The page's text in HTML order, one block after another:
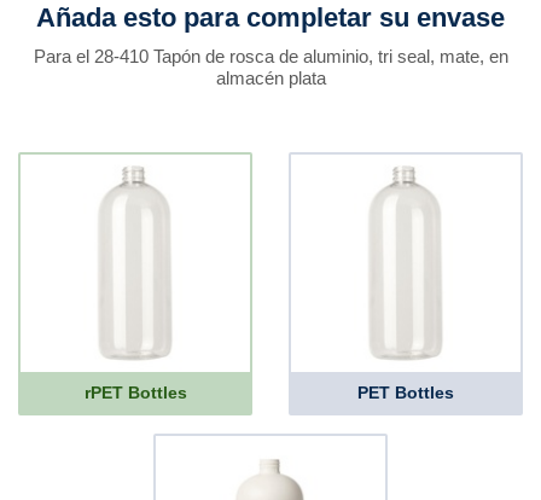
Añada esto para completar su envase
Para el 28-410 Tapón de rosca de aluminio, tri seal, mate, en
almacén plata
rPET Bottles PET Bottles